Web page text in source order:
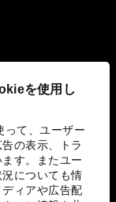
を使用し
って、ユーザー
の表示、トラ
す。またユー
についても情
ィアや広告配